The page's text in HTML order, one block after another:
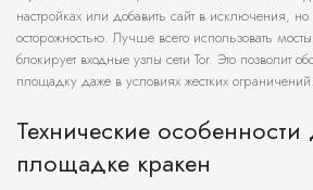
настройках или добавить сайт в исключения, но
осторожностью. Лучше всего использовать
блокирует входные узлы сети Tor. Это позволит
площадку даже в условиях жестких ограничений.
Технические особенности
площадке кракен